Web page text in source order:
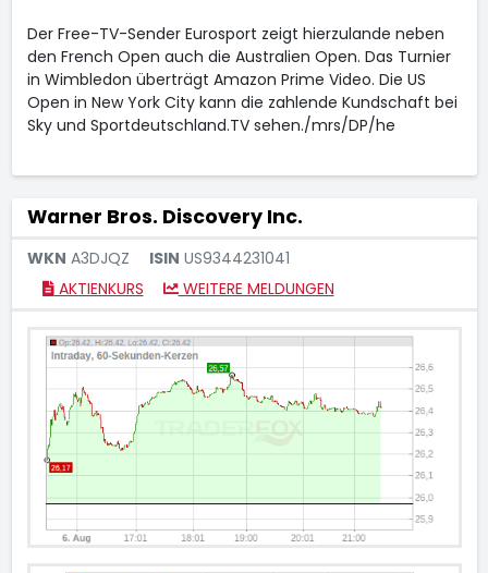
Der Free-TV-Sender Eurosport zeigt hierzulande neben
den French Open auch die Australien Open. Das Turnier
in Wimbledon überträgt Amazon Prime Video. Die US
Open in New York City kann die zahlende Kundschaft bei
Sky und Sportdeutschland.TV sehen./mrs/DP/he
Warner Bros. Discovery Inc.
WKN A3DJQZ ISIN US9344231041
AKTIENKURS
WEITERE MELDUNGEN